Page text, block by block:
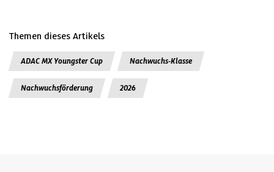
Themen dieses Artikels
ADAC MX Youngster Cup Nachwuchs-Klasse
Nachwuchsförderung 2026